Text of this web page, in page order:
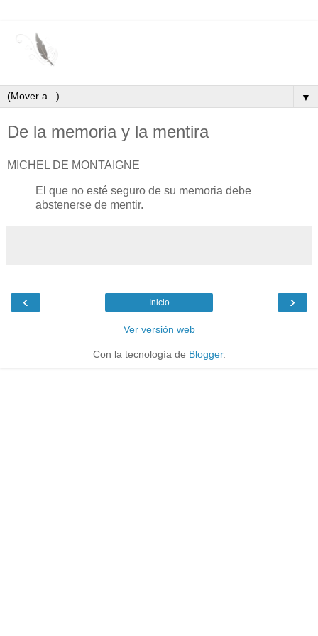
▼
De la memoria y la mentira
MICHEL DE MONTAIGNE
El que no esté seguro de su memoria debe
abstenerse de mentir.
‹ ›
Inicio
Ver versión web
Con la tecnología de Blogger.